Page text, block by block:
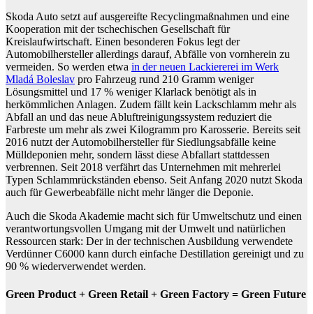
Skoda Auto setzt auf ausgereifte Recyclingmaßnahmen und eine
Kooperation mit der tschechischen Gesellschaft für
Kreislaufwirtschaft. Einen besonderen Fokus legt der
Automobilhersteller allerdings darauf, Abfälle von vornherein zu
vermeiden. So werden etwa in der neuen Lackiererei im Werk
Mladá Boleslav pro Fahrzeug rund 210 Gramm weniger
Lösungsmittel und 17 % weniger Klarlack benötigt als in
herkömmlichen Anlagen. Zudem fällt kein Lackschlamm mehr als
Abfall an und das neue Abluftreinigungssystem reduziert die
Farbreste um mehr als zwei Kilogramm pro Karosserie. Bereits seit
2016 nutzt der Automobilhersteller für Siedlungsabfälle keine
Mülldeponien mehr, sondern lässt diese Abfallart stattdessen
verbrennen. Seit 2018 verfährt das Unternehmen mit mehrerlei
Typen Schlammrückständen ebenso. Seit Anfang 2020 nutzt Skoda
auch für Gewerbeabfälle nicht mehr länger die Deponie.
Auch die Skoda Akademie macht sich für Umweltschutz und einen
verantwortungsvollen Umgang mit der Umwelt und natürlichen
Ressourcen stark: Der in der technischen Ausbildung verwendete
Verdünner C6000 kann durch einfache Destillation gereinigt und zu
90 % wiederverwendet werden.
Green Product + Green Retail + Green Factory = Green Future